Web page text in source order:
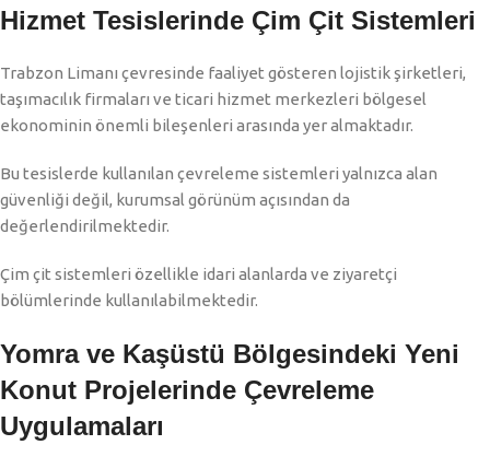
Hizmet Tesislerinde Çim Çit Sistemleri
Trabzon Limanı çevresinde faaliyet gösteren lojistik şirketleri,
taşımacılık firmaları ve ticari hizmet merkezleri bölgesel
ekonominin önemli bileşenleri arasında yer almaktadır.
Bu tesislerde kullanılan çevreleme sistemleri yalnızca alan
güvenliği değil, kurumsal görünüm açısından da
değerlendirilmektedir.
Çim çit sistemleri özellikle idari alanlarda ve ziyaretçi
bölümlerinde kullanılabilmektedir.
Yomra ve Kaşüstü Bölgesindeki Yeni
Konut Projelerinde Çevreleme
Uygulamaları